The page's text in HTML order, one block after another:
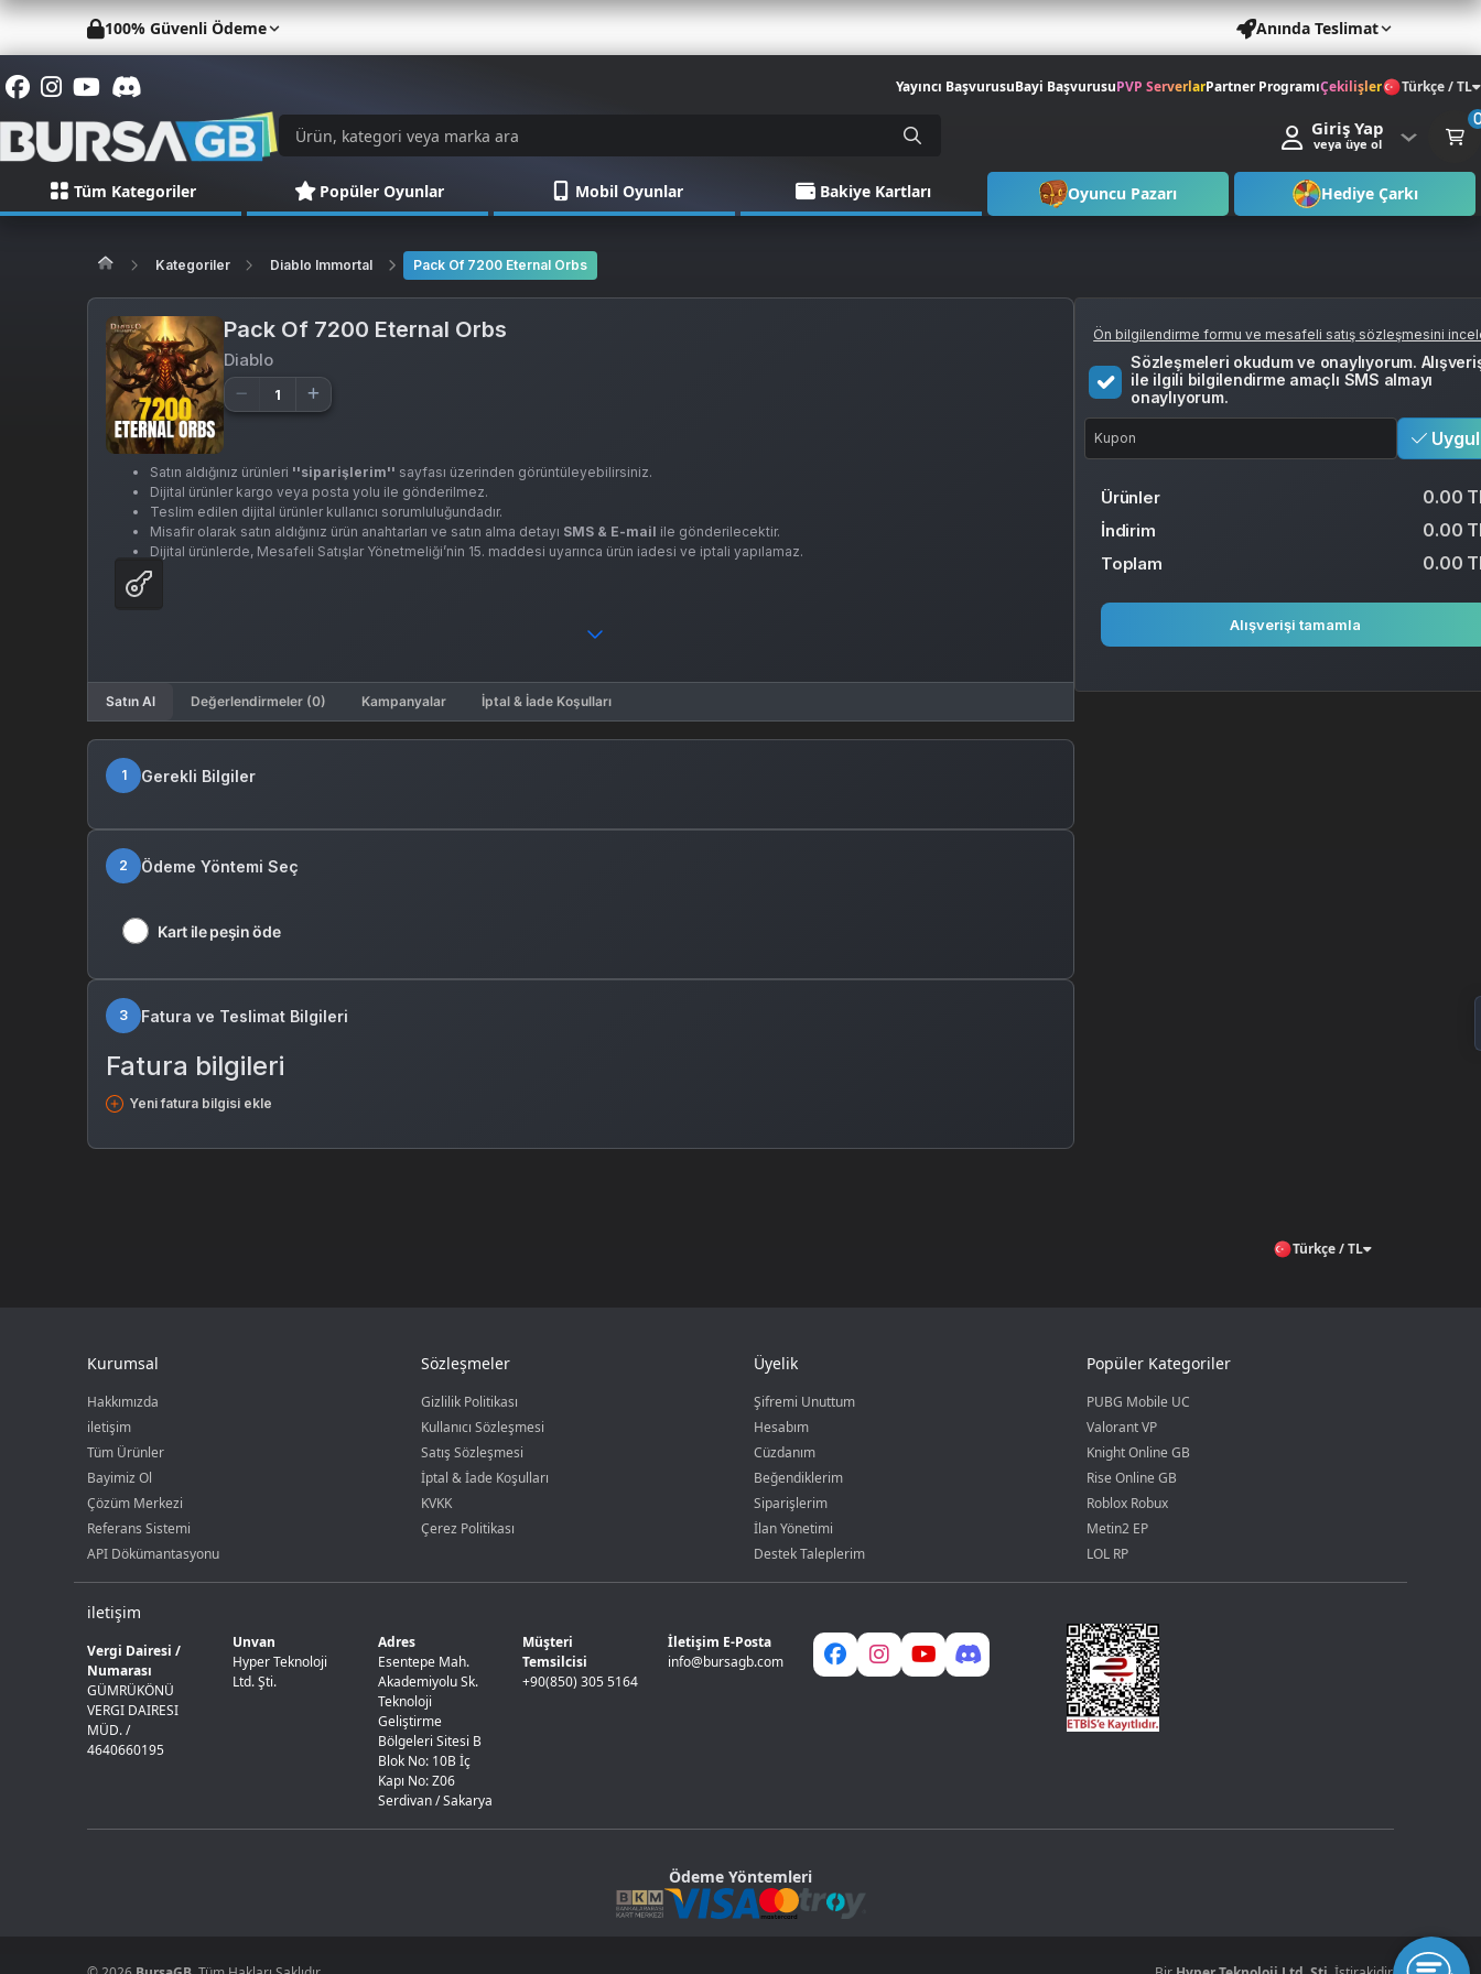
100% Güvenli Ödeme Anında Teslimat
Yayıncı BaşvurusuBayi BaşvurusuPVP ServerlarPartner ProgramıÇekilişler Türkçe / TL
Giriş Yap
veya üye ol
Tüm Kategoriler Popüler Oyunlar Mobil Oyunlar Bakiye Kartları Oyuncu Pazarı Hediye Çarkı
Kategoriler Diablo Immortal Pack Of 7200 Eternal Orbs
Pack Of 7200 Eternal Orbs
Diablo
Satın aldığınız ürünleri ''siparişlerim'' sayfası üzerinden görüntüleyebilirsiniz.
Dijital ürünler kargo veya posta yolu ile gönderilmez.
Teslim edilen dijital ürünler kullanıcı sorumluluğundadır.
Misafir olarak satın aldığınız ürün anahtarları ve satın alma detayı SMS & E-mail ile gönderilecektir.
Dijital ürünlerde, Mesafeli Satışlar Yönetmeliği’nin 15. maddesi uyarınca ürün iadesi ve iptali yapılamaz.
Satın Al Değerlendirmeler (0) Kampanyalar İptal & İade Koşulları
1 Gerekli Bilgiler
2 Ödeme Yöntemi Seç
Kart ile peşin öde
3 Fatura ve Teslimat Bilgileri
Fatura bilgileri
Yeni fatura bilgisi ekle
Ön bilgilendirme formu ve mesafeli satış sözleşmesini
Sözleşmeleri okudum ve onaylıyorum.
ile ilgili bilgilendirme amaçlı SMS almayı
onaylıyorum.
Ürünler 0.00
İndirim 0.00
Toplam 0.00
Alışverişi tamamla
Türkçe / TL
Kurumsal
Hakkımızda
iletişim
Tüm Ürünler
Bayimiz Ol
Çözüm Merkezi
Referans Sistemi
API Dökümantasyonu
Sözleşmeler
Gizlilik Politikası
Kullanıcı Sözleşmesi
Satış Sözleşmesi
İptal & İade Koşulları
KVKK
Çerez Politikası
Üyelik
Şifremi Unuttum
Hesabım
Cüzdanım
Beğendiklerim
Siparişlerim
İlan Yönetimi
Destek Taleplerim
Popüler Kategoriler
PUBG Mobile UC
Valorant VP
Knight Online GB
Rise Online GB
Roblox Robux
Metin2 EP
LOL RP
iletişim
Vergi Dairesi /
Numarası
GÜMRÜKÖNÜ
VERGI DAIRESI
MÜD. /
4640660195
Unvan
Hyper Teknoloji
Ltd. Şti.
Adres
Esentepe Mah.
Akademiyolu Sk.
Teknoloji
Geliştirme
Bölgeleri Sitesi B
Blok No: 10B İç
Kapı No: Z06
Serdivan / Sakarya
Müşteri
Temsilcisi
+90(850) 305 5164
İletişim E-Posta
info@bursagb.com
Ödeme Yöntemleri